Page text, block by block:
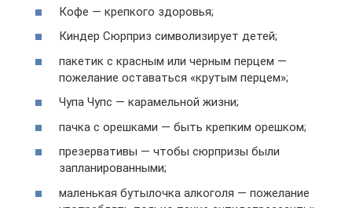
Кофе — крепкого здоровья;
Киндер Сюрприз символизирует детей;
пакетик с красным или черным перцем —
пожелание оставаться «крутым перцем»;
Чупа Чупс — карамельной жизни;
пачка с орешками — быть крепким орешком;
презервативы — чтобы сюрпризы были
запланированными;
маленькая бутылочка алкоголя — пожелание